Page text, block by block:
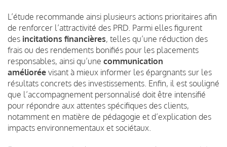
L’étude recommande ainsi plusieurs actions prioritaires afin
de renforcer l’attractivité des PRD. Parmi elles figurent
des incitations financières, telles qu’une réduction des
frais ou des rendements bonifiés pour les placements
responsables, ainsi qu’une communication
améliorée visant à mieux informer les épargnants sur les
résultats concrets des investissements. Enfin, il est souligné
que l’accompagnement personnalisé doit être intensifié
pour répondre aux attentes spécifiques des clients,
notamment en matière de pédagogie et d’explication des
impacts environnementaux et sociétaux.